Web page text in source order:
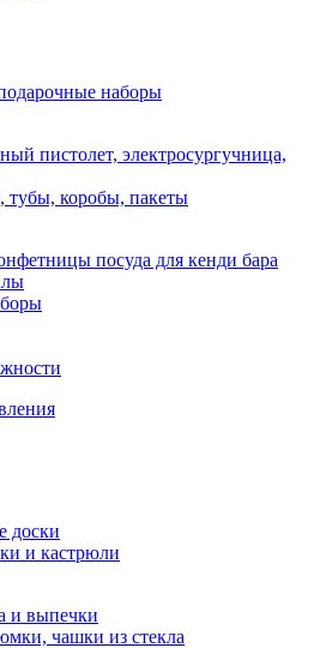
наборы
пистолет, электросургучница,
тубы, коробы, пакеты
посуда для кенди бара
доски
и кастрюли
и выпечки
чашки из стекла